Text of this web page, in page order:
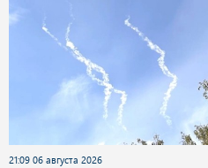
21:09 06 августа 2026